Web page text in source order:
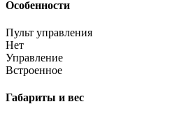
Особенности
Пульт управления
Нет
Управление
Встроенное
Габариты и вес